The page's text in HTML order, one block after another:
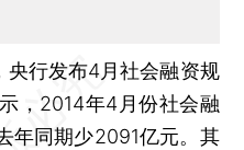
央行发布4月社会融资规
，2014年4月份社会融
年同期少2091亿元。其